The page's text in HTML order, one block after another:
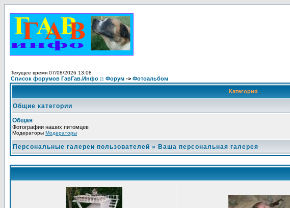
Текущее время 07/08/2026 13:08
Список форумов ГавГав.Инфо :: Форум -> Фотоальбом
Категория
Общие категории
Общая
Фотографии наших питомцев
Модераторы Модераторы
Персональные галереи пользователей » Ваша персональная галерея